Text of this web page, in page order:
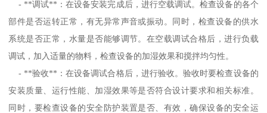
- **调试**：在设备安装完成后，进行空载调试。检查设备的各个
部件是否运转正常，有无异常声音或振动。同时，检查设备的供水
系统是否正常，水量是否能够调节。在空载调试合格后，进行负载
调试，加入适量的物料，检查设备的加湿效果和搅拌均匀性。
- **验收**：在设备调试合格后，进行验收。验收时要检查设备的
安装质量、运行性能、加湿效果等是否符合设计要求和相关标准。
同时，要检查设备的安全防护装置是否、有效，确保设备的安全运